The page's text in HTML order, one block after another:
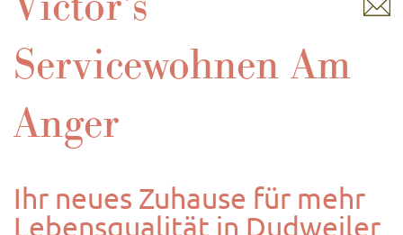
Servicewohnen Am
Anger
Ihr neues Zuhause für mehr
Lebensqualität in Dudweiler